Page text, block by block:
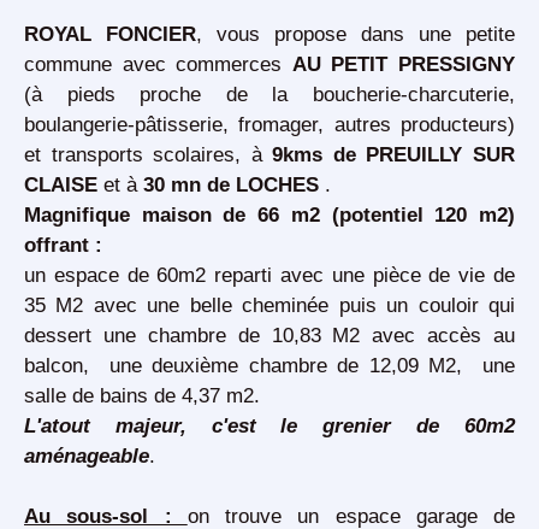
ROYAL FONCIER, vous propose dans une petite
commune avec commerces AU PETIT PRESSIGNY
(à pieds proche de la boucherie-charcuterie,
boulangerie-pâtisserie, fromager, autres producteurs)
et transports scolaires, à9kms de PREUILLY SUR
CLAISE et à 30 mn de LOCHES .
Magnifique maison de 66 m2 (potentiel 120 m2)
offrant :
un espace de 60m2 reparti avec une pièce de vie de
35 M2 avec une belle cheminée puis un couloir qui
dessert une chambre de 10,83 M2 avec accès au
balcon, une deuxième chambre de 12,09 M2, une
salle de bains de 4,37 m2.
L'atout majeur, c'est le grenier de 60m2
aménageable.
Au sous-sol : on trouve un espace garage de